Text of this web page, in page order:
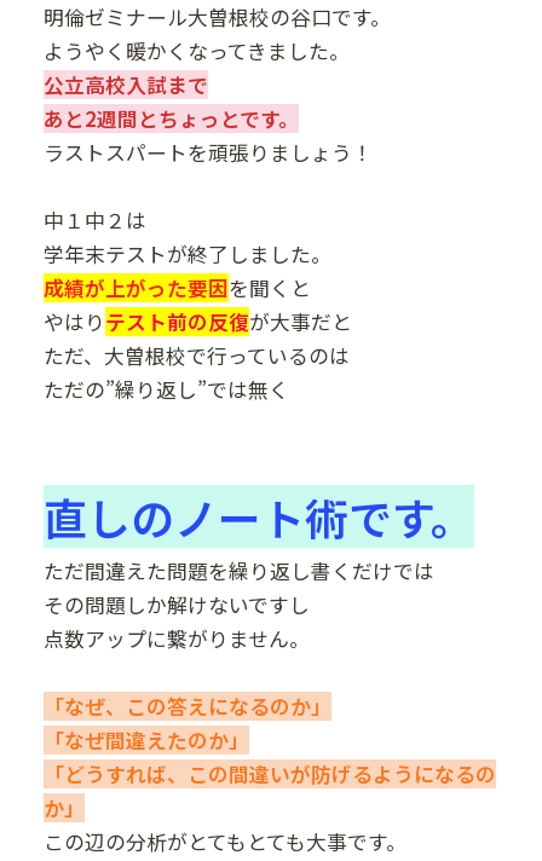
明倫ゼミナール大曽根校の谷口です。
ようやく暖かくなってきました。
公立高校入試まで
あと2週間とちょっとです。
ラストスパートを頑張りましょう！
中１中２は
学年末テストが終了しました。
成績が上がった要因を聞くと
やはりテスト前の反復が大事だと
ただ、大曽根校で行っているのは
ただの”繰り返し”では無く
直しのノート術です。
ただ間違えた問題を繰り返し書くだけでは
その問題しか解けないですし
点数アップに繋がりません。
「なぜ、この答えになるのか」
「なぜ間違えたのか」
「どうすれば、この間違いが防げるようになるの
か」
この辺の分析がとてもとても大事です。